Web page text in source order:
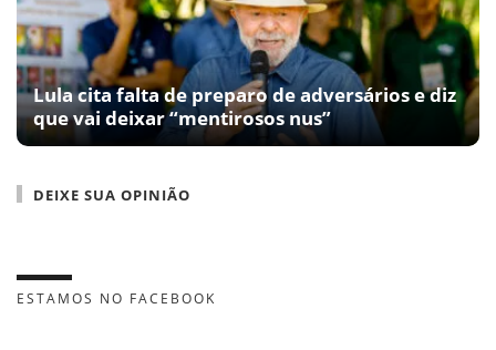
Lula cita falta de preparo de adversários e diz
que vai deixar “mentirosos nus”
DEIXE SUA OPINIÃO
ESTAMOS NO FACEBOOK